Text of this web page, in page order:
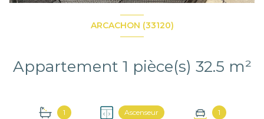
ARCACHON (33120)
Appartement 1 pièce(s) 32.5 m²
1 Ascenseur 1